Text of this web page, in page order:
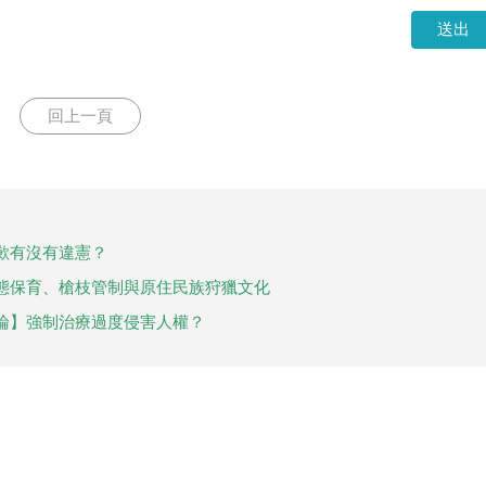
送出
回上一頁
有沒有違憲？
保育、槍枝管制與原住民族狩獵文化
強制治療過度侵害人權？